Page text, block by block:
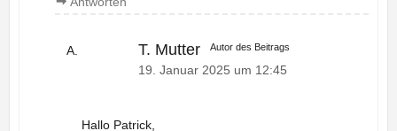
T. Mutter Autor des Beitrags
19. Januar 2025 um 12:45
Hallo Patrick,